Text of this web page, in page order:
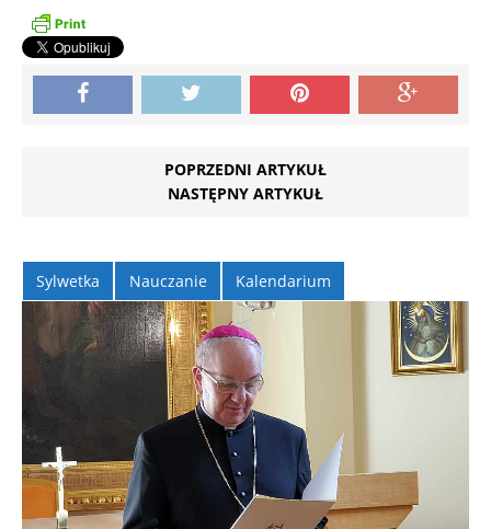
POPRZEDNI ARTYKUŁ
NASTĘPNY ARTYKUŁ
Sylwetka Nauczanie Kalendarium